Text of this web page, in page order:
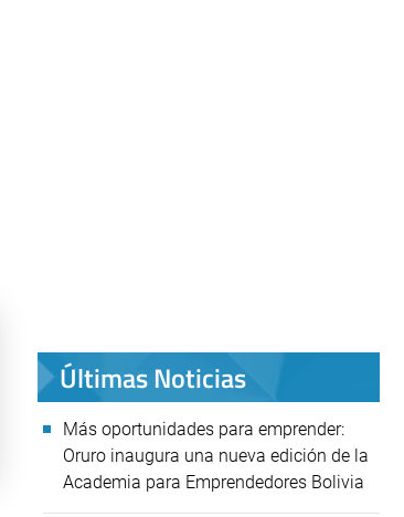
Últimas Noticias
Más oportunidades para emprender:
Oruro inaugura una nueva edición de la
Academia para Emprendedores Bolivia